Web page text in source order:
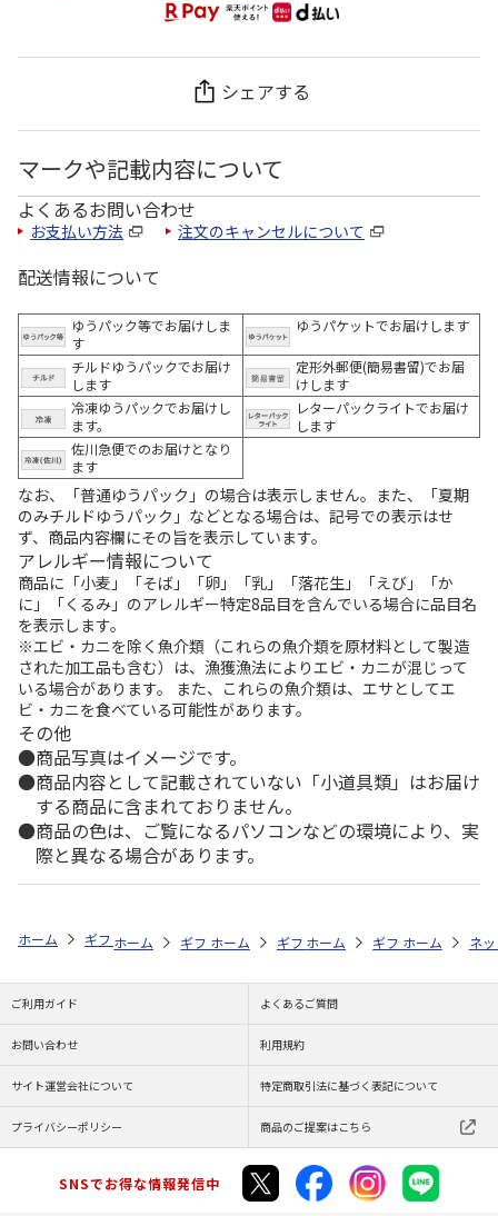
シェアする
マークや記載内容について
よくあるお問い合わせ
お支払い方法 注文のキャンセルについて
配送情報について
ゆうパック等でお届けしま
す
ゆうパケットでお届けします
チルドゆうパックでお届け
します
定形外郵便(簡易書留)でお届
けします
冷凍ゆうパックでお届けし
ます。
レターパックライトでお届け
します
佐川急便でのお届けとなり
ます
なお、「普通ゆうパック」の場合は表示しません。また、「夏期
のみチルドゆうパック」などとなる場合は、記号での表示はせ
ず、商品内容欄にその旨を表示しています。
アレルギー情報について
商品に「小麦」「そば」「卵」「乳」「落花生」「えび」「か
に」「くるみ」のアレルギー特定8品目を含んでいる場合に品目名
を表示します。
※エビ・カニを除く魚介類（これらの魚介類を原材料として製造
された加工品も含む）は、漁獲漁法によりエビ・カニが混じって
いる場合があります。 また、これらの魚介類は、エサとしてエ
ビ・カニを食べている可能性があります。
その他
商品写真はイメージです。
商品内容として記載されていない「小道具類」はお届け
する商品に含まれておりません。
商品の色は、ご覧になるパソコンなどの環境により、実
際と異なる場合があります。
ホーム ギフト通販 内祝い・お返し 法要・香典返し 選べるギフ
ホーム ギフト通販 内祝い・お返し 法要・香典返し
ホーム ギフト通販 お祝い・贈りもの
ホーム ギフト通販 お
ホーム ネ
ご利用ガイド よくあるご質問
お問い合わせ 利用規約
サイト運営会社について 特定商取引法に基づく表記について
プライバシーポリシー 商品のご提案はこちら
SNSでお得な情報発信中